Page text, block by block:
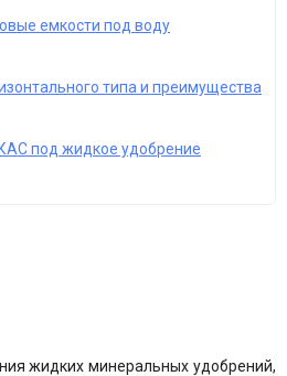
емкости под воду
типа и преимущества
под жидкое удобрение
жидких минеральных удобрений,